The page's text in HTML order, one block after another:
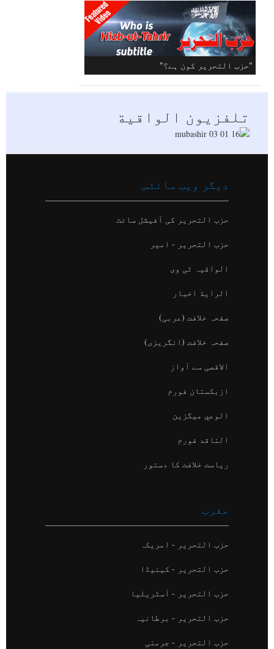
"حزب التحرير کون ہے؟"
تلفزيون الواقية
دیگر ویب سائٹس
حزب التحریر کی آفیشل سائٹ
حزب التحریر - امیر
الواقیہ ٹی وی
الراية اخبار
صفحہ خلافت (عربی)
صفحہ خلافت (انگریزی)
الاقصی سے آواز
ازبکستان فورم
الوعي میگزین
الناقد فورم
ریاست خلافت کا دستور
مغرب
حزب التحریر - امریکہ
حزب التحریر - کینیڈا
حزب التحریر - آسٹریلیا
حزب التحریر - برطانیہ
حزب التحریر - جرمنی